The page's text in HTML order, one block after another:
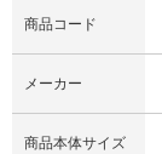
商品コード
メーカー
商品本体サイズ